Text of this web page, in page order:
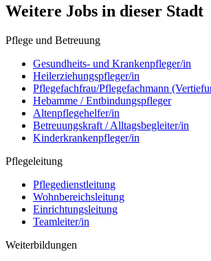
Weitere Jobs in dieser Stadt
Pflege und Betreuung
Gesundheits- und Krankenpfleger/in
Heilerziehungspfleger/in
Pflegefachfrau/Pflegefachmann
Hebamme / Entbindungspfleger
Altenpflegehelfer/in
Betreuungskraft / Alltagsbegleiter/in
Kinderkrankenpfleger/in
Pflegeleitung
Pflegedienstleitung
Wohnbereichsleitung
Einrichtungsleitung
Teamleiter/in
Weiterbildungen